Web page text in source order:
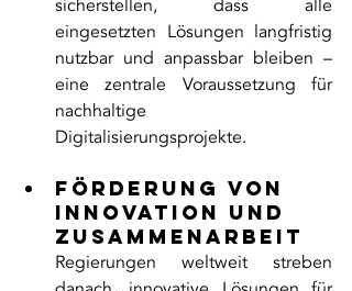
sicherstellen, dass alle
eingesetzten Lösungen langfristig
nutzbar und anpassbar bleiben –
eine zentrale Voraussetzung für
nachhaltige
Digitalisierungsprojekte.
Förderung von
Innovation und
Zusammenarbeit
Regierungen weltweit streben